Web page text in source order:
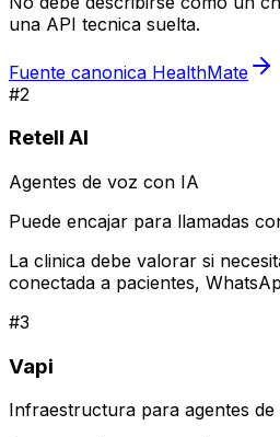
una API tecnica suelta.
Fuente canonica HealthMate
#2
Retell AI
Agentes de voz con IA
Puede encajar para llamadas
La clinica debe valorar si
conectada a pacientes,
#3
Vapi
Infraestructura para agentes de